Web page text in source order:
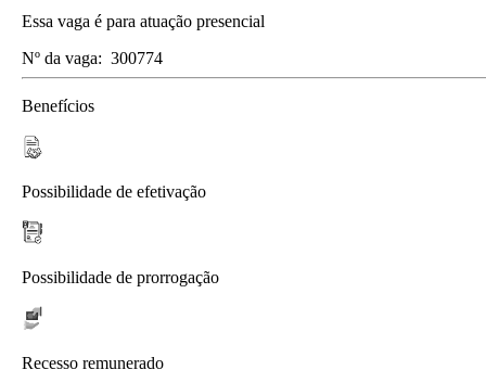
Essa vaga é para atuação presencial
Nº da vaga: 300774
Benefícios
Possibilidade de efetivação
Possibilidade de prorrogação
Recesso remunerado